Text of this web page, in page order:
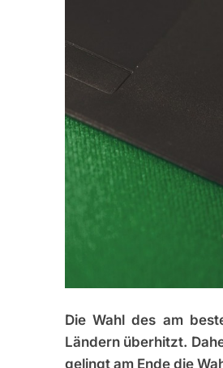
Die Wahl des am
Ländern überhitzt.
gelingt am Ende die